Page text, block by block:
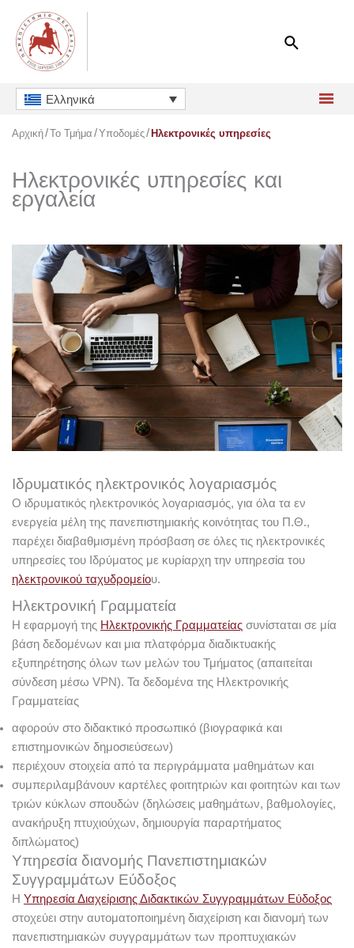
περιεχόμενο
Ελληνικά
Αρχική Το Τμήμα Υποδομές Ηλεκτρονικές υπηρεσίες
Ηλεκτρονικές υπηρεσίες και
εργαλεία
Ιδρυματικός ηλεκτρονικός λογαριασμός
Ο ιδρυματικός ηλεκτρονικός λογαριασμός, για όλα τα εν
ενεργεία μέλη της πανεπιστημιακής κοινότητας του Π.Θ.,
παρέχει διαβαθμισμένη πρόσβαση σε όλες τις ηλεκτρονικές
υπηρεσίες του Ιδρύματος με κυρίαρχη την υπηρεσία του
ηλεκτρονικού ταχυδρομείου.
Ηλεκτρονική Γραμματεία
Η εφαρμογή της Ηλεκτρονικής Γραμματείας συνίσταται σε μία
βάση δεδομένων και μια πλατφόρμα διαδικτυακής
εξυπηρέτησης όλων των μελών του Τμήματος (απαιτείται
σύνδεση μέσω VPN). Τα δεδομένα της Ηλεκτρονικής
Γραμματείας
αφορούν στο διδακτικό προσωπικό (βιογραφικά και
επιστημονικών δημοσιεύσεων)
περιέχουν στοιχεία από τα περιγράμματα μαθημάτων και
συμπεριλαμβάνουν καρτέλες φοιτητριών και φοιτητών και των
τριών κύκλων σπουδών (δηλώσεις μαθημάτων, βαθμολογίες,
ανακήρυξη πτυχιούχων, δημιουργία παραρτήματος
διπλώματος)
Υπηρεσία διανομής Πανεπιστημιακών
Συγγραμμάτων Εύδοξος
Η Υπηρεσία Διαχείρισης Διδακτικών Συγγραμμάτων Εύδοξος
στοχεύει στην αυτοματοποιημένη διαχείριση και διανομή των
πανεπιστημιακών συγγραμμάτων των προπτυχιακών